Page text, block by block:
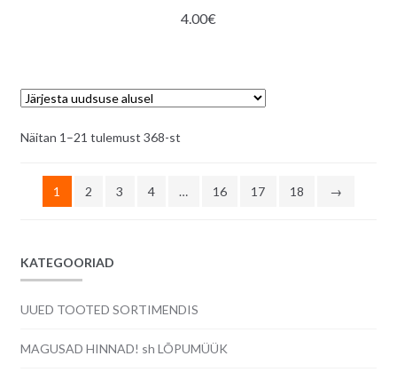
4.00€
Näitan 1–21 tulemust 368-stSorditud
1
2 3 4 … 16 17 18 →
KATEGOORIAD
UUED TOOTED SORTIMENDIS
MAGUSAD HINNAD! sh LÕPUMÜÜK